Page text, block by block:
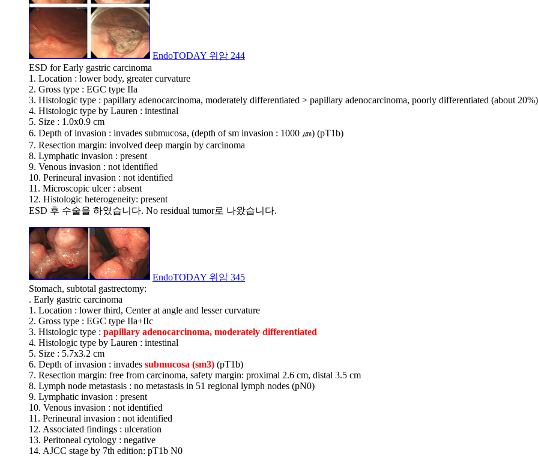
EndoTODAY 위암 244
ESD for Early gastric carcinoma
1. Location : lower body, greater curvature
2. Gross type : EGC type IIa
3. Histologic type : papillary adenocarcinoma, moderately differentiated > papillary adenocarcinoma, poorly differentiated (about 20%)
4. Histologic type by Lauren : intestinal
5. Size : 1.0x0.9 cm
6. Depth of invasion : invades submucosa, (depth of sm invasion : 1000 ㎛) (pT1b)
7. Resection margin: involved deep margin by carcinoma
8. Lymphatic invasion : present
9. Venous invasion : not identified
10. Perineural invasion : not identified
11. Microscopic ulcer : absent
12. Histologic heterogeneity: present
ESD 후 수술을 하였습니다. No residual tumor로 나왔습니다.
EndoTODAY 위암 345
Stomach, subtotal gastrectomy:
. Early gastric carcinoma
1. Location : lower third, Center at angle and lesser curvature
2. Gross type : EGC type IIa+IIc
3. Histologic type : papillary adenocarcinoma, moderately differentiated
4. Histologic type by Lauren : intestinal
5. Size : 5.7x3.2 cm
6. Depth of invasion : invades submucosa (sm3) (pT1b)
7. Resection margin: free from carcinoma, safety margin: proximal 2.6 cm, distal 3.5 cm
8. Lymph node metastasis : no metastasis in 51 regional lymph nodes (pN0)
9. Lymphatic invasion : present
10. Venous invasion : not identified
11. Perineural invasion : not identified
12. Associated findings : ulceration
13. Peritoneal cytology : negative
14. AJCC stage by 7th edition: pT1b N0